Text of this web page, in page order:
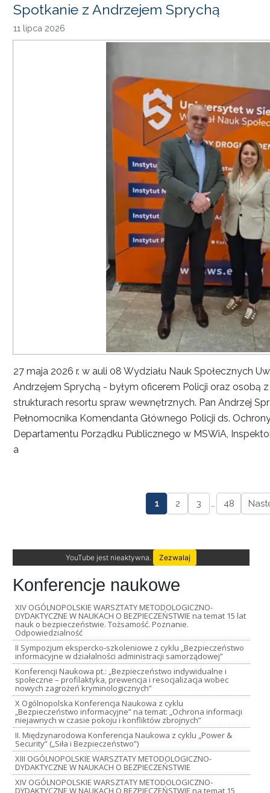
Spotkanie z Andrzejem Sprychą
11 lipca 2026
27 maja 2026 r. w auli 08 Wydziału Nauk Społecznych
Andrzejem Sprychą - byłym oficerem Policji oraz osobą
strukturach resortu spraw wewnętrznych. Pan Andrzej
Pełnomocnika Komendanta Głównego Policji ds.
Departamentu Porządku Publicznego w MSWiA,
a
1 2 3 … 48
YouTube jest nieaktywna. Zezwalaj
Konferencje naukowe
XIV OGÓLNOPOLSKIE WARSZTATY METODOLOGICZNO-
DYDAKTYCZNE W NAUKACH O BEZPIECZEŃSTWIE na temat 15 lat
nauk o bezpieczeństwie. Tożsamość. Poznanie.
Odpowiedzialność
II Sympozjum ekspercko-szkoleniowe z cyklu „Bezpieczeństwo
informacyjne w działalności administracji samorządowej”
Konferencji Naukowa pt.: „Bezpieczeństwo indywidualne i
społeczne – profilaktyka, prewencja i resocjalizacja wobec
nowych zagrożeń kryminologicznych”
X Ogólnopolska Konferencja Naukowa z cyklu
„Bezpieczeństwo informacyjne” na temat: „Ochrona informacji
niejawnych w czasie pokoju i konfliktów zbrojnych”
II. Międzynarodowa Konferencja Naukowa z cyklu „Power &
Security” („Siła i Bezpieczeństwo”)
XIII OGÓLNOPOLSKIE WARSZTATY METODOLOGICZNO-
DYDAKTYCZNE W NAUKACH O BEZPIECZEŃSTWIE
XIV OGÓLNOPOLSKIE WARSZTATY METODOLOGICZNO-
DYDAKTYCZNE W NAUKACH O BEZPIECZEŃSTWIE na temat 15